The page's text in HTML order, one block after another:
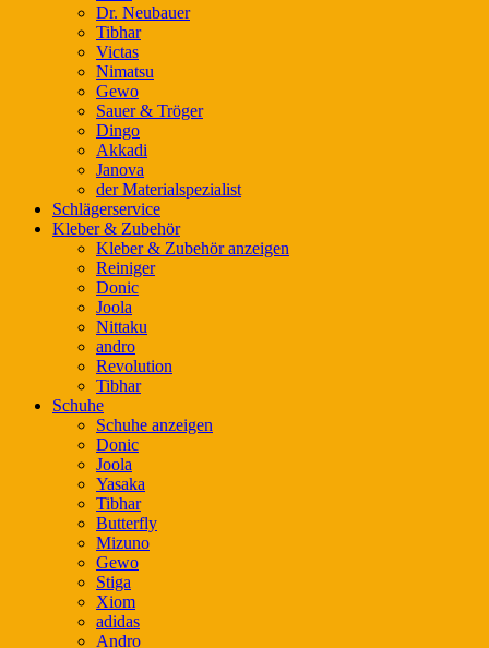
Dr. Neubauer
Tibhar
Victas
Nimatsu
Gewo
Sauer & Tröger
Dingo
Akkadi
Janova
der Materialspezialist
Schlägerservice
Kleber & Zubehör
Kleber & Zubehör anzeigen
Reiniger
Donic
Joola
Nittaku
andro
Revolution
Tibhar
Schuhe
Schuhe anzeigen
Donic
Joola
Yasaka
Tibhar
Butterfly
Mizuno
Gewo
Stiga
Xiom
adidas
Andro